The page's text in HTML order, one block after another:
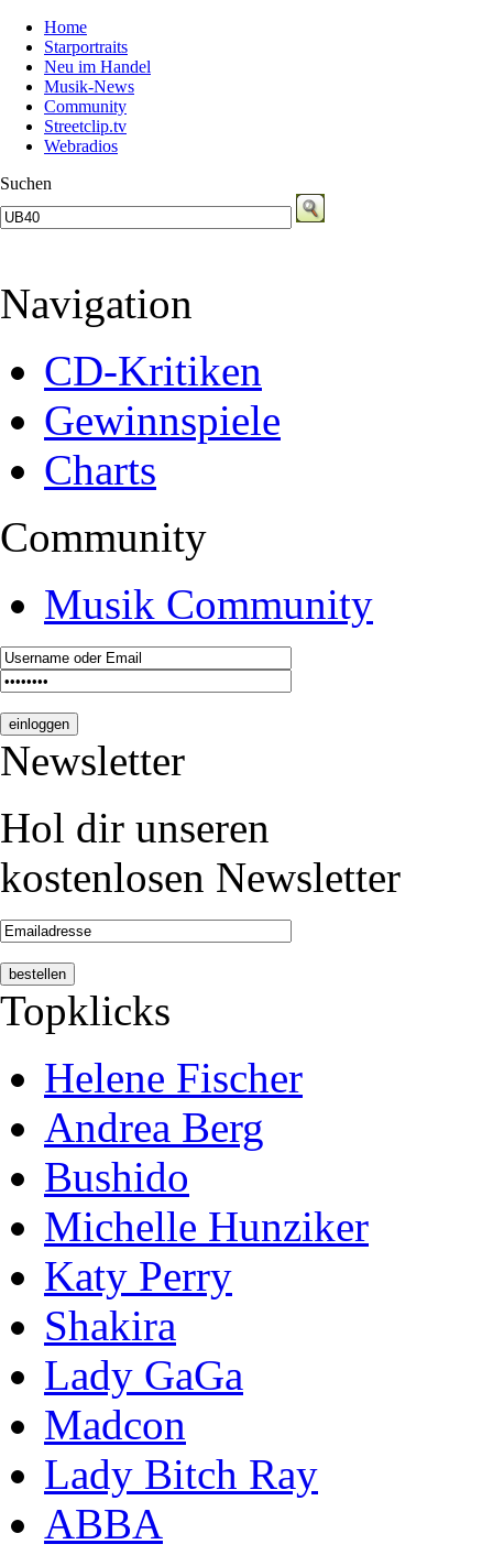
Home
Starportraits
Neu im Handel
Musik-News
Community
Streetclip.tv
Webradios
Suchen
Navigation
CD-Kritiken
Gewinnspiele
Charts
Community
Musik Community
Newsletter
Hol dir unseren
kostenlosen Newsletter
Topklicks
Helene Fischer
Andrea Berg
Bushido
Michelle Hunziker
Katy Perry
Shakira
Lady GaGa
Madcon
Lady Bitch Ray
ABBA